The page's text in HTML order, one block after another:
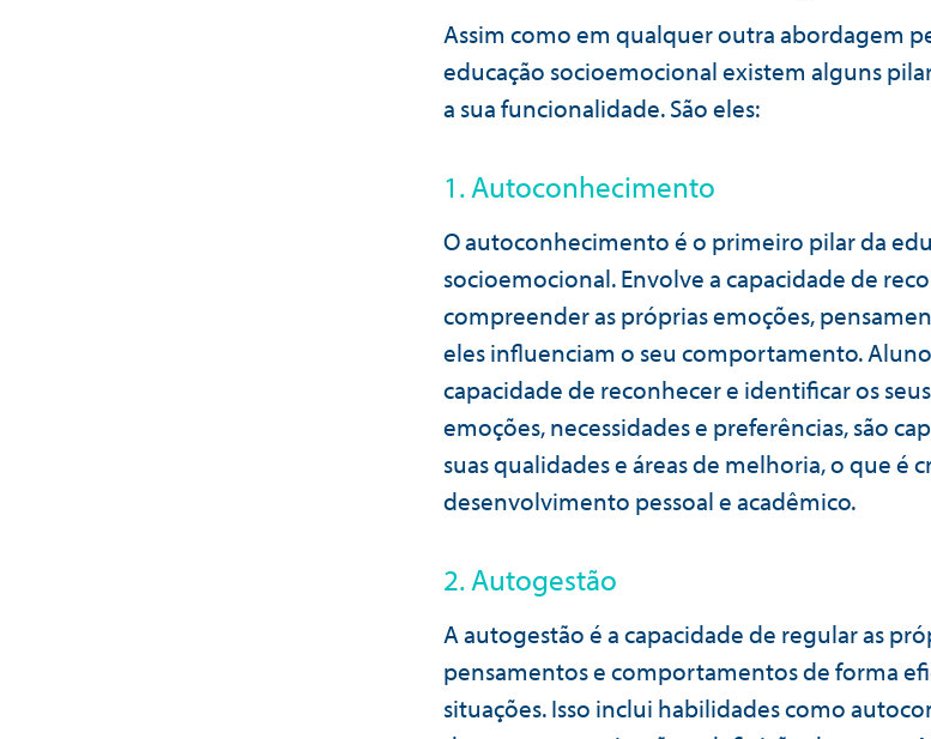
Assim como em qualquer outra abordagem
educação socioemocional existem alguns
a sua funcionalidade. São eles:
1. Autoconhecimento
O autoconhecimento é o primeiro pilar da
socioemocional. Envolve a capacidade de
compreender as próprias emoções,
eles influenciam o seu comportamento.
capacidade de reconhecer e identificar os
emoções, necessidades e preferências, são
suas qualidades e áreas de melhoria, o que é
desenvolvimento pessoal e acadêmico.
2. Autogestão
A autogestão é a capacidade de regular as
pensamentos e comportamentos de forma
situações. Isso inclui habilidades como